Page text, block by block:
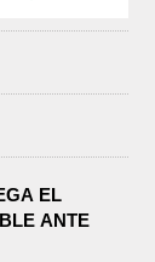
EL
ANTE